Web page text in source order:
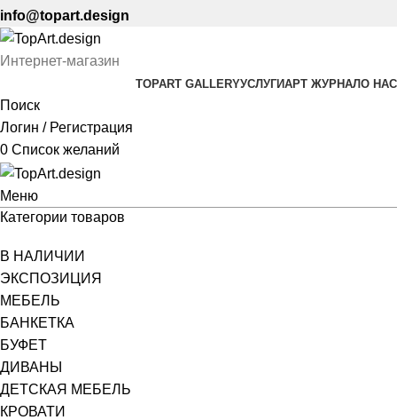
info@topart.design
Интернет-магазин
TOPART GALLERYУСЛУГИАРТ ЖУРНАЛО НАС
Поиск
Логин / Регистрация
0 Список желаний
Меню
Категории товаров
В НАЛИЧИИ
ЭКСПОЗИЦИЯ
МЕБЕЛЬ
БАНКЕТКА
БУФЕТ
ДИВАНЫ
ДЕТСКАЯ МЕБЕЛЬ
КРОВАТИ